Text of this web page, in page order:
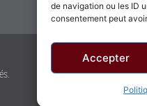
de navigation ou les ID
consentement peut
Accepter